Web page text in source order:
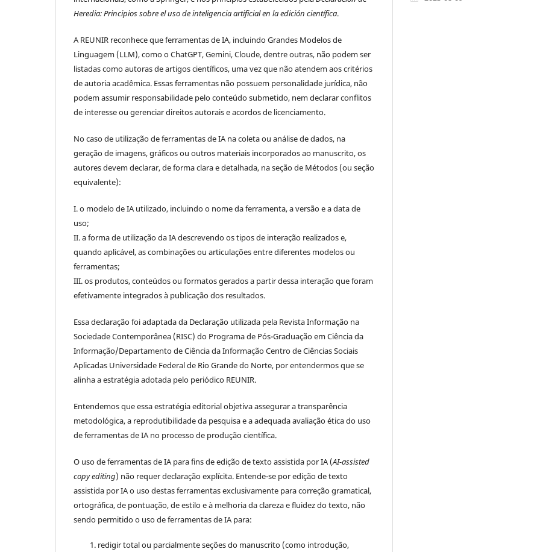
Heredia: Principios sobre el uso de inteligencia artificial en la edición científica.
A REUNIR reconhece que ferramentas de IA, incluindo Grandes Modelos de
Linguagem (LLM), como o ChatGPT, Gemini, Cloude, dentre outras, não podem ser
listadas como autoras de artigos científicos, uma vez que não atendem aos critérios
de autoria acadêmica. Essas ferramentas não possuem personalidade jurídica, não
podem assumir responsabilidade pelo conteúdo submetido, nem declarar conflitos
de interesse ou gerenciar direitos autorais e acordos de licenciamento.
No caso de utilização de ferramentas de IA na coleta ou análise de dados, na
geração de imagens, gráficos ou outros materiais incorporados ao manuscrito, os
autores devem declarar, de forma clara e detalhada, na seção de Métodos (ou seção
equivalente):
I. o modelo de IA utilizado, incluindo o nome da ferramenta, a versão e a data de
uso;
II. a forma de utilização da IA descrevendo os tipos de interação realizados e,
quando aplicável, as combinações ou articulações entre diferentes modelos ou
ferramentas;
III. os produtos, conteúdos ou formatos gerados a partir dessa interação que foram
efetivamente integrados à publicação dos resultados.
Essa declaração foi adaptada da Declaração utilizada pela Revista Informação na
Sociedade Contemporânea (RISC) do Programa de Pós-Graduação em Ciência da
Informação/Departamento de Ciência da Informação Centro de Ciências Sociais
Aplicadas Universidade Federal de Rio Grande do Norte, por entendermos que se
alinha a estratégia adotada pelo periódico REUNIR.
Entendemos que essa estratégia editorial objetiva assegurar a transparência
metodológica, a reprodutibilidade da pesquisa e a adequada avaliação ética do uso
de ferramentas de IA no processo de produção científica.
O uso de ferramentas de IA para fins de edição de texto assistida por IA (AI-assisted
copy editing) não requer declaração explícita. Entende-se por edição de texto
assistida por IA o uso destas ferramentas exclusivamente para correção gramatical,
ortográfica, de pontuação, de estilo e à melhoria da clareza e fluidez do texto, não
sendo permitido o uso de ferramentas de IA para:
redigir total ou parcialmente seções do manuscrito (como introdução,